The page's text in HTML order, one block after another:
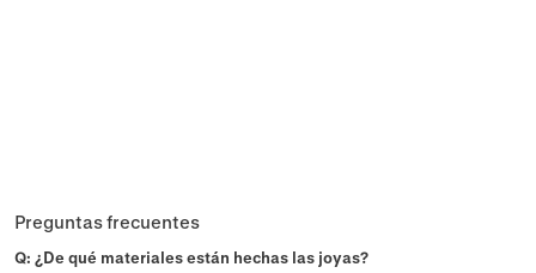
Preguntas frecuentes
Q: ¿De qué materiales están hechas las joyas?